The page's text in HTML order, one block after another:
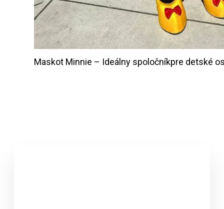
Maskot Minnie – Ideálny spoločníkpre detské